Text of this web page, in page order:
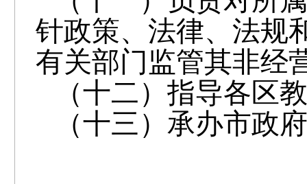
针政策、法律、法规
有关部门监管其非经
（十二）指导各区
（十三）承办市政